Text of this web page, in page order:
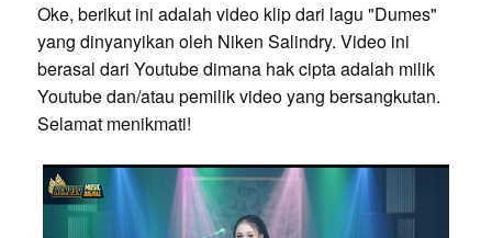
Oke, berikut ini adalah video klip dari lagu "Dumes"
yang dinyanyikan oleh Niken Salindry. Video ini
berasal dari Youtube dimana hak cipta adalah milik
Youtube dan/atau pemilik video yang bersangkutan.
Selamat menikmati!